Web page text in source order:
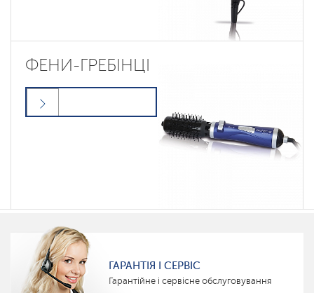
ФЕНИ-ГРЕБІНЦІ
ГАРАНТІЯ І СЕРВІС
Гарантійне і сервісне обслуговування